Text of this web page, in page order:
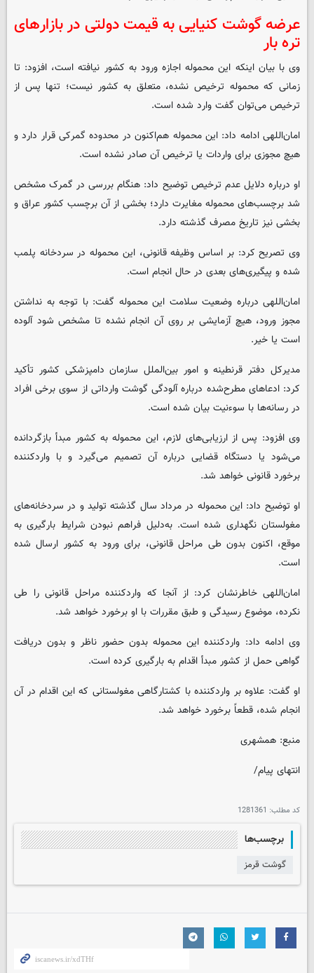
عرضه گوشت کنیایی به قیمت دولتی در بازارهای
تره بار
وی با بیان اینکه این محموله اجازه ورود به کشور نیافته است، افزود: تا
زمانی که محموله ترخیص نشده، متعلق به کشور نیست؛ تنها پس از
ترخیص می‌توان گفت وارد شده است.
امان‌اللهی ادامه داد: این محموله هم‌اکنون در محدوده گمرکی قرار دارد و
هیچ مجوزی برای واردات یا ترخیص آن صادر نشده است.
او درباره دلایل عدم ترخیص توضیح داد: هنگام بررسی در گمرک مشخص
شد برچسب‌های محموله مغایرت دارد؛ بخشی از آن برچسب کشور عراق و
بخشی نیز تاریخ مصرف گذشته دارد.
وی تصریح کرد: بر اساس وظیفه قانونی، این محموله در سردخانه پلمب
شده و پیگیری‌های بعدی در حال انجام است.
امان‌اللهی درباره وضعیت سلامت این محموله گفت: با توجه به نداشتن
مجوز ورود، هیچ آزمایشی بر روی آن انجام نشده تا مشخص شود آلوده
است یا خیر.
مدیرکل دفتر قرنطینه و امور بین‌الملل سازمان دامپزشکی کشور تأکید
کرد: ادعاهای مطرح‌شده درباره آلودگی گوشت وارداتی از سوی برخی افراد
در رسانه‌ها با سوءنیت بیان شده است.
وی افزود: پس از ارزیابی‌های لازم، این محموله به کشور مبدأ بازگردانده
می‌شود یا دستگاه قضایی درباره آن تصمیم می‌گیرد و با واردکننده
برخورد قانونی خواهد شد.
او توضیح داد: این محموله در مرداد سال گذشته تولید و در سردخانه‌های
مغولستان نگهداری شده است. به‌دلیل فراهم نبودن شرایط بارگیری به
موقع، اکنون بدون طی مراحل قانونی، برای ورود به کشور ارسال شده
است.
امان‌اللهی خاطرنشان کرد: از آنجا که واردکننده مراحل قانونی را طی
نکرده، موضوع رسیدگی و طبق مقررات با او برخورد خواهد شد.
وی ادامه داد: واردکننده این محموله بدون حضور ناظر و بدون دریافت
گواهی حمل از کشور مبدأ اقدام به بارگیری کرده است.
او گفت: علاوه بر واردکننده با کشتارگاهی مغولستانی که این اقدام در آن
انجام شده، قطعاً برخورد خواهد شد.
منبع: همشهری
انتهای پیام/
کد مطلب: 1281361
برچسب‌ها
گوشت قرمز